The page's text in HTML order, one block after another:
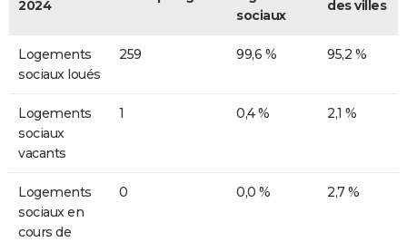
2024
sociaux
des villes
Logements
sociaux loués
259 99,6 % 95,2 %
Logements
sociaux
vacants
1 0,4 % 2,1 %
Logements
sociaux en
cours de
0 0,0 % 2,7 %